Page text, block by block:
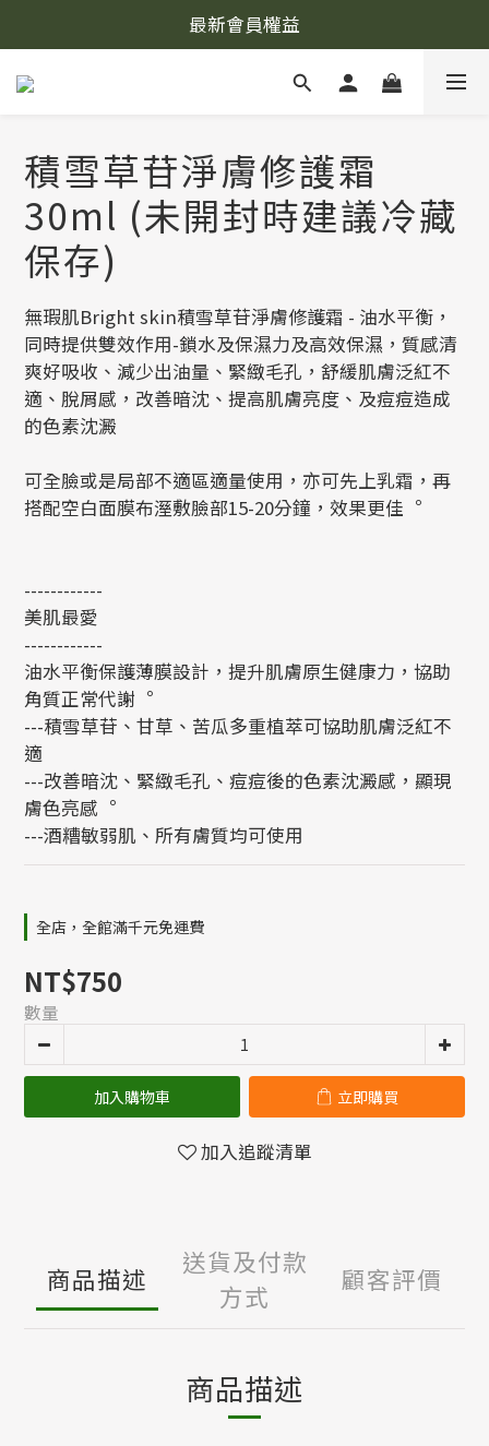
最新會員權益
積雪草苷淨膚修護霜
30ml (未開封時建議冷藏
保存)
無瑕肌Bright skin積雪草苷淨膚修護霜 - 油水平衡，
同時提供雙效作用-鎖水及保濕力及高效保濕，質感清
爽好吸收、減少出油量、緊緻毛孔，舒緩肌膚泛紅不
適、脫屑感，改善暗沈、提高肌膚亮度、及痘痘造成
的色素沈澱
可全臉或是局部不適區適量使用，亦可先上乳霜，再
搭配空白面膜布溼敷臉部15-20分鐘，效果更佳︒
------------
美肌最愛
------------
油水平衡保護薄膜設計，提升肌膚原生健康力，協助
角質正常代謝︒
---積雪草苷、甘草、苦瓜多重植萃可協助肌膚泛紅不
適
---改善暗沈、緊緻毛孔、痘痘後的色素沈澱感，顯現
膚色亮感︒
---酒糟敏弱肌、所有膚質均可使用
全店，全館滿千元免運費
NT$750
數量
加入購物車 立即購買
加入追蹤清單
商品描述
送貨及付款
方式
顧客評價
商品描述